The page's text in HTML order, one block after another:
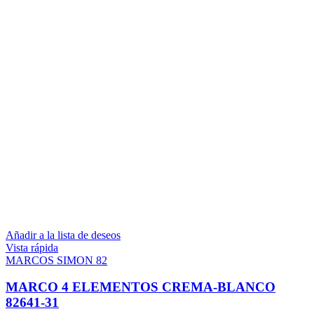
Añadir a la lista de deseos
Vista rápida
MARCOS SIMON 82
MARCO 4 ELEMENTOS CREMA-BLANCO
82641-31